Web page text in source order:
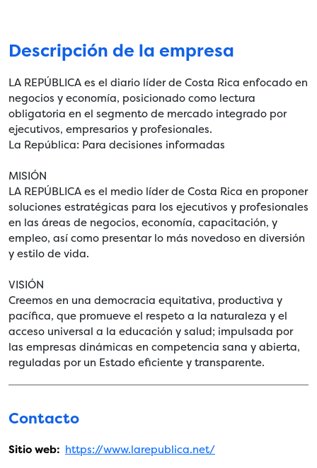
Descripción de la empresa
LA REPÚBLICA es el diario líder de Costa Rica enfocado en
negocios y economía, posicionado como lectura
obligatoria en el segmento de mercado integrado por
ejecutivos, empresarios y profesionales.
La República: Para decisiones informadas
MISIÓN
LA REPÚBLICA es el medio líder de Costa Rica en proponer
soluciones estratégicas para los ejecutivos y profesionales
en las áreas de negocios, economía, capacitación, y
empleo, así como presentar lo más novedoso en diversión
y estilo de vida.
VISIÓN
Creemos en una democracia equitativa, productiva y
pacífica, que promueve el respeto a la naturaleza y el
acceso universal a la educación y salud; impulsada por
las empresas dinámicas en competencia sana y abierta,
reguladas por un Estado eficiente y transparente.
Contacto
Sitio web: https://www.larepublica.net/